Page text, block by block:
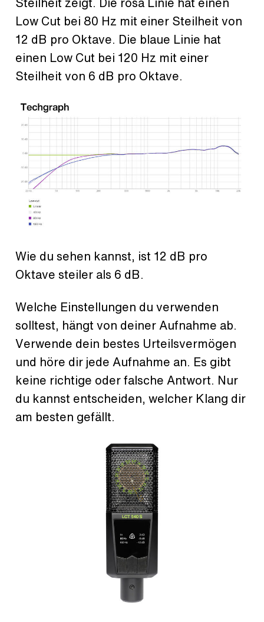
Low Cut bei 80 Hz mit einer Steilheit von
12 dB pro Oktave. Die blaue Linie hat
einen Low Cut bei 120 Hz mit einer
Steilheit von 6 dB pro Oktave.
Wie du sehen kannst, ist 12 dB pro
Oktave steiler als 6 dB.
Welche Einstellungen du verwenden
solltest, hängt von deiner Aufnahme ab.
Verwende dein bestes Urteilsvermögen
und höre dir jede Aufnahme an. Es gibt
keine richtige oder falsche Antwort. Nur
du kannst entscheiden, welcher Klang dir
am besten gefällt.